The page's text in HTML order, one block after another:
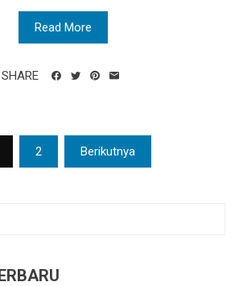
Read More
SHARE
2 Berikutnya